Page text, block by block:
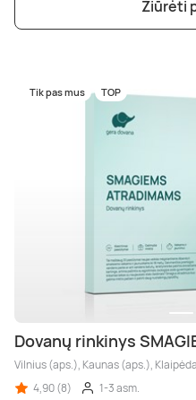
Žiūrėti
Tik pas mus TOP
Dovanų rinkinys
Vilnius (aps.), Kaunas (aps.),
4,90 (8)
1-3 asm.